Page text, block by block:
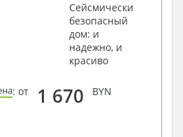
Сейсмически
безопасный
дом: и
надежно, и
красиво
: от 1 670 BYN